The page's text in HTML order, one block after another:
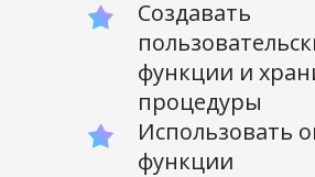
Создавать
функции и
процедуры
Использовать
функции